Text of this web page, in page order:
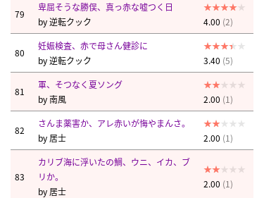
79
卑屈そうな勝俣、真っ赤な嘘つく日
by逆転クック 4.00 (2)
80
妊娠検査、赤で母さん健診に
by逆転クック 3.40 (5)
81
軍、そつなく夏ソング
by南風 2.00 (1)
82
さんま薬害か、アレ赤いが悔やまんさ。
by 居士 2.00 (1)
83
カリブ海に浮いたの鯛、ウニ、イカ、ブ
リか。
by 居士
2.00 (1)